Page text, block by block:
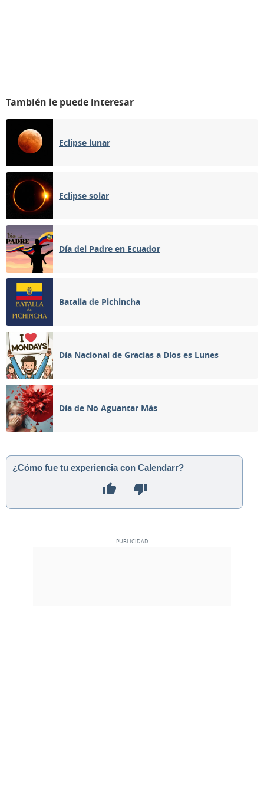
También le puede interesar
Eclipse lunar
Eclipse solar
Día del Padre en Ecuador
Batalla de Pichincha
Día Nacional de Gracias a Dios es Lunes
Día de No Aguantar Más
¿Cómo fue tu experiencia con Calendarr?